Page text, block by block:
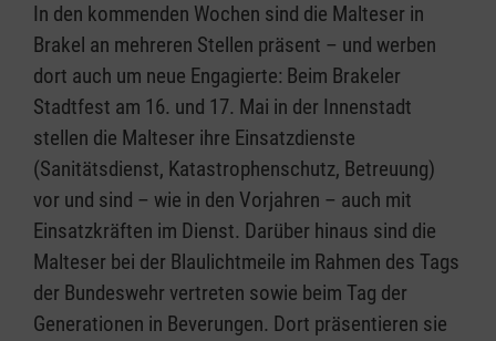
In den kommenden Wochen sind die Malteser in
Brakel an mehreren Stellen präsent – und werben
dort auch um neue Engagierte: Beim Brakeler
Stadtfest am 16. und 17. Mai in der Innenstadt
stellen die Malteser ihre Einsatzdienste
(Sanitätsdienst, Katastrophenschutz, Betreuung)
vor und sind – wie in den Vorjahren – auch mit
Einsatzkräften im Dienst. Darüber hinaus sind die
Malteser bei der Blaulichtmeile im Rahmen des Tags
der Bundeswehr vertreten sowie beim Tag der
Generationen in Beverungen. Dort präsentieren sie